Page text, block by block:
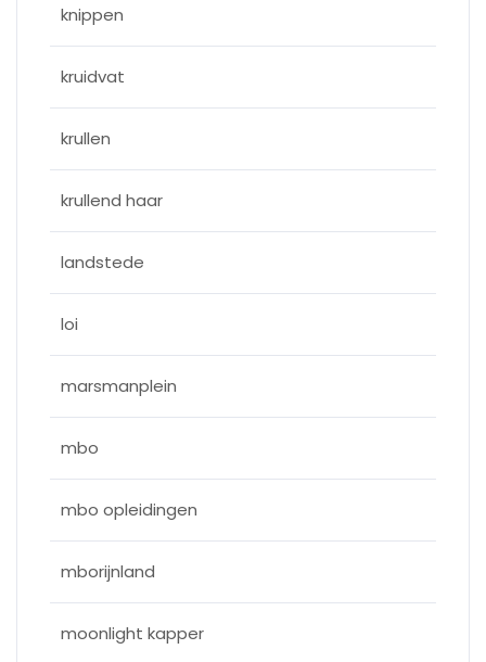
knippen
kruidvat
krullen
krullend haar
landstede
loi
marsmanplein
mbo
mbo opleidingen
mborijnland
moonlight kapper